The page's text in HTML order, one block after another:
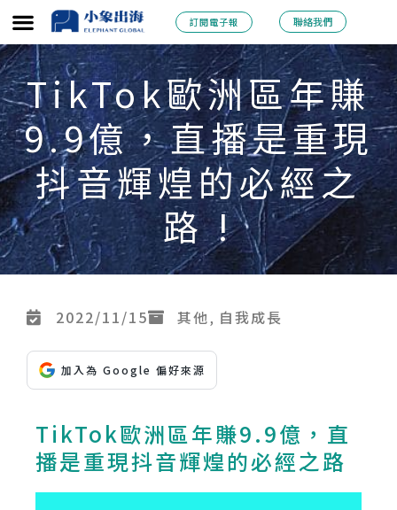
跳
至
主
要
內
容
訂閱電子報 聯絡我們
TikTok歐洲區年賺
9.9億，直播是重現
抖音輝煌的必經之
路 !
2022/11/15 其他, 自我成長
加入為 Google 偏好來源
TikTok歐洲區年賺9.9億，直
播是重現抖音輝煌的必經之路